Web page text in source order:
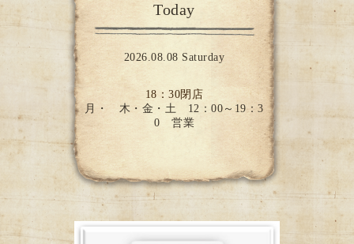
Today
2026.08.08 Saturday
18：30閉店
月・ 木・金・土 12：00～19：3
0 営業